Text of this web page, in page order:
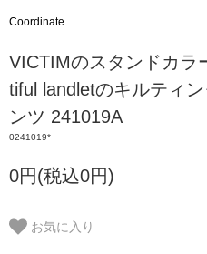
Coordinate
VICTIMのスタンドカラ
tiful landletのキルティ
ンツ 241019A
0241019*
0円(税込0円)
お気に入り